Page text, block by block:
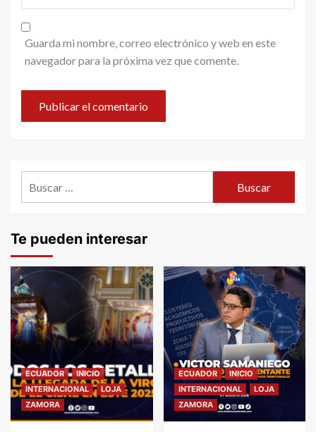
Guarda mi nombre, correo electrónico y web en este
navegador para la próxima vez que comente.
Te pueden interesar
ECUADOR
INICIO
INTERNACIONAL
LOJA
ZAMORA
ECUADOR
INICIO
INTERNACIONAL
LOJA
ZAMORA